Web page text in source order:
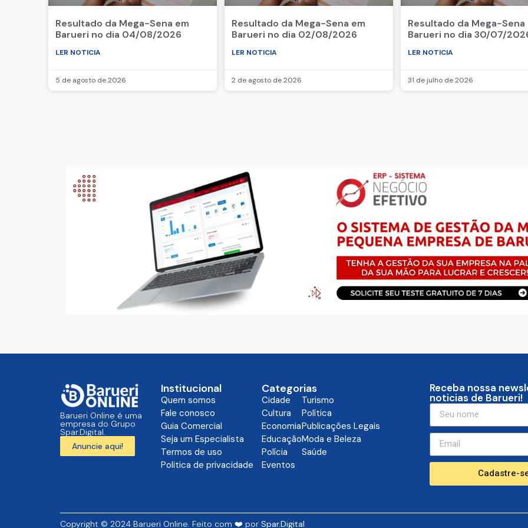
Resultado da Mega-Sena em
Barueri no dia 04/08/2026
LER NOTICIA
5 de agosto de 2026
Resultado da Mega-Sena em
Barueri no dia 02/08/2026
LER NOTICIA
2 de agosto de 2026
Resultado da Mega-Sena
Barueri no dia 30/07/
LER NOTICIA
31 de julho de 2026
Barueri Online é uma
empresa do Grupo
Spar.Digital.
Anuncie aqui!
Institucional
Quem somos
Fale conosco
Guia Comercial
Seja um Especialista
Termos de uso
Politica de privacidade
Categorias
Cidade
Cultura
Economia
Educação
Polícia
Eventos
Turismo
Política
Publicações Legais
Moda e Beleza
Saúde
Receba nossa
noticias de Barueri!
Cadastre-
Copyright © 2024 Barueri Online. Feito com ❤️ por Spar.Digital